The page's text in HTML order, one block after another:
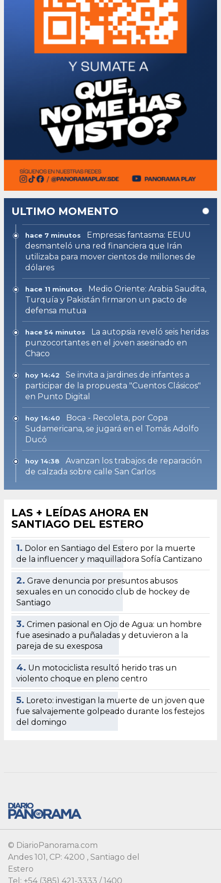
© DiarioPanorama.com
Andes 101, CP: 4200 , Santiago del
Estero
Tel: +54 (385) 421-3333 / 1400